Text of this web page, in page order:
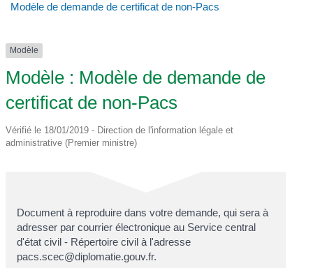
Modèle de demande de certificat de non-Pacs
Modèle
Modèle : Modèle de demande de
certificat de non-Pacs
Vérifié le 18/01/2019 - Direction de l'information légale et
administrative (Premier ministre)
Document à reproduire dans votre demande, qui sera à
adresser par courrier électronique au Service central
d'état civil - Répertoire civil à l'adresse
pacs.scec@diplomatie.gouv.fr.